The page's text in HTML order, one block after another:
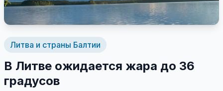
Литва и страны Балтии
В Литве ожидается жара до 36
градусов